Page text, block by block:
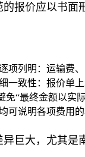
报价应以书
项列明：运输费
一致性：报价单
免“最终金额以实
可说明各项费用
巨大，尤其